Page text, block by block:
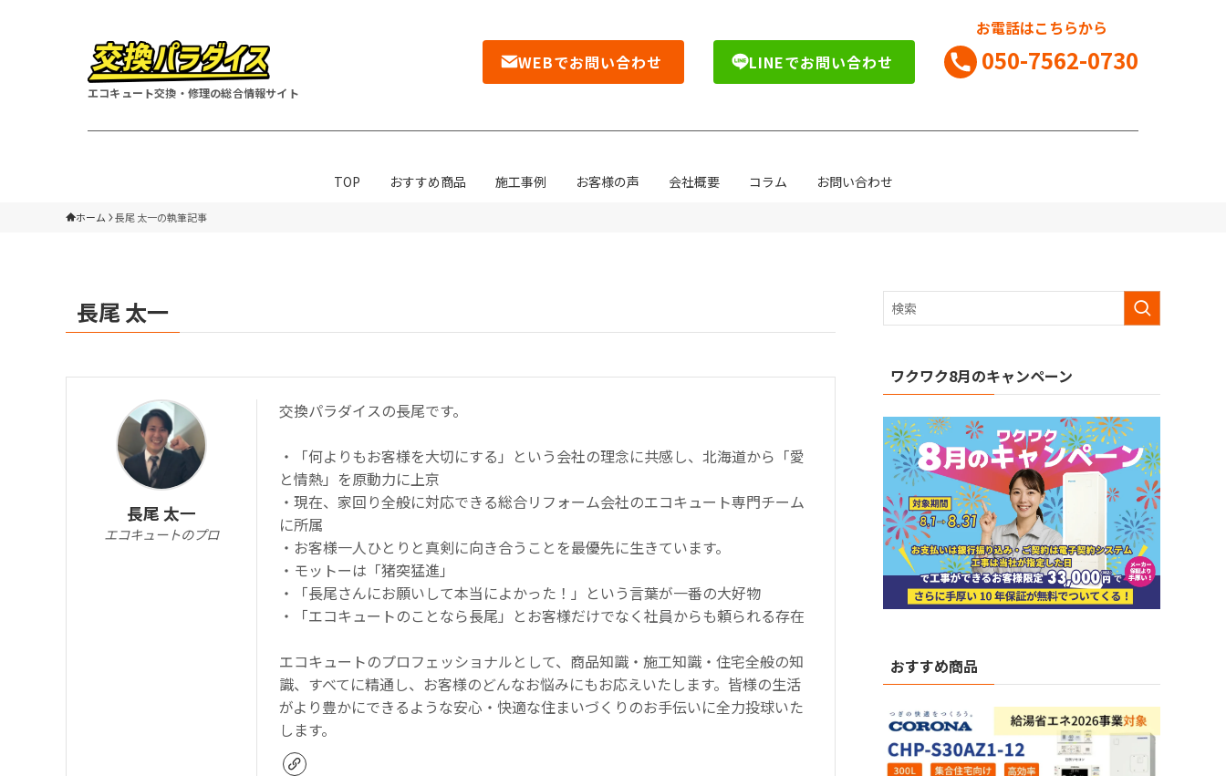
エコキュート交換・修理の総合情報サイト
WEBでお問い合わせ LINEでお問い合わせ
お電話はこちらから
050-7562-0730
TOP おすすめ商品 施工事例 お客様の声 会社概要 コラム お問い合わせ
ホーム 長尾 太一の執筆記事
長尾 太一
長尾 太一
エコキュートのプロ
交換パラダイスの長尾です。
・「何よりもお客様を大切にする」という会社の理念に共感し、北海道から「愛
と情熱」を原動力に上京
・現在、家回り全般に対応できる総合リフォーム会社のエコキュート専門チーム
に所属
・お客様一人ひとりと真剣に向き合うことを最優先に生きています。
・モットーは「猪突猛進」
・「長尾さんにお願いして本当によかった！」という言葉が一番の大好物
・「エコキュートのことなら長尾」とお客様だけでなく社員からも頼られる存在
エコキュートのプロフェッショナルとして、商品知識・施工知識・住宅全般の知
識、すべてに精通し、お客様のどんなお悩みにもお応えいたします。皆様の生活
がより豊かにできるような安心・快適な住まいづくりのお手伝いに全力投球いた
します。
ワクワク8月のキャンペーン
おすすめ商品